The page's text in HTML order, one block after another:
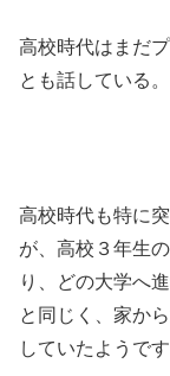
高校時代はまだ
とも話している。
高校時代も特に
が、高校３年生
り、どの大学へ
と同じく、家か
していたようです